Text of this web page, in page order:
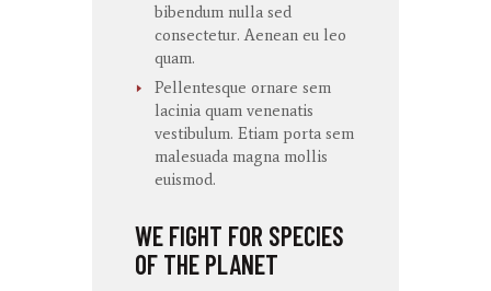
bibendum nulla sed
consectetur. Aenean eu leo
quam.
Pellentesque ornare sem
lacinia quam venenatis
vestibulum. Etiam porta sem
malesuada magna mollis
euismod.
WE FIGHT FOR SPECIES
OF THE PLANET